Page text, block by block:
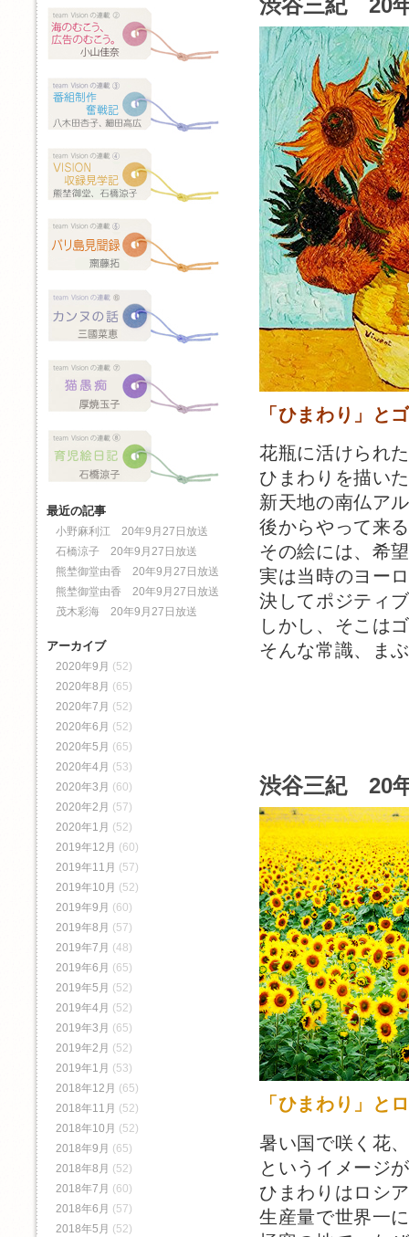
渋谷三紀 20
「ひまわり」と
花瓶に活けられ
ひまわりを描い
新天地の南仏ア
後からやって来
その絵には、希
実は当時のヨー
決してポジティ
しかし、そこは
そんな常識、ま
渋谷三紀 20
「ひまわり」と
暑い国で咲く花
というイメージ
ひまわりはロシ
生産量で世界一
最近の記事
小野麻利江 20年9月27日放送
石橋涼子 20年9月27日放送
熊埜御堂由香 20年9月27日放送
熊埜御堂由香 20年9月27日放送
茂木彩海 20年9月27日放送
アーカイブ
2020年9月 (52)
2020年8月 (65)
2020年7月 (52)
2020年6月 (52)
2020年5月 (65)
2020年4月 (53)
2020年3月 (60)
2020年2月 (57)
2020年1月 (52)
2019年12月 (60)
2019年11月 (57)
2019年10月 (52)
2019年9月 (60)
2019年8月 (57)
2019年7月 (48)
2019年6月 (65)
2019年5月 (52)
2019年4月 (52)
2019年3月 (65)
2019年2月 (52)
2019年1月 (53)
2018年12月 (65)
2018年11月 (52)
2018年10月 (52)
2018年9月 (65)
2018年8月 (52)
2018年7月 (60)
2018年6月 (57)
2018年5月 (52)